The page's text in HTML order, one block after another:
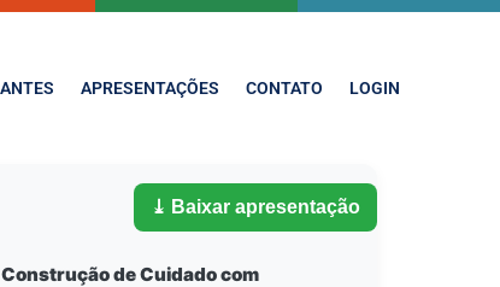
APRESENTAÇÕES CONTATO LOGIN
⤓ Baixar apresentação
de Cuidado com